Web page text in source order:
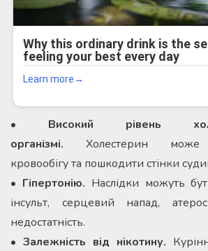
• Високий рівень
організмі. Холестерин може
кровообігу та пошкодити стінки
• Гіпертонію. Наслідки можуть
інсульт, серцевий напад,
недостатність.
• Залежність від нікотину.